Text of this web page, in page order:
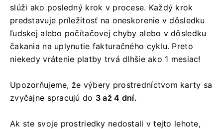
slúži ako posledný krok v procese. Každý krok
predstavuje príležitosť na oneskorenie v dôsledku
ľudskej alebo počítačovej chyby alebo v dôsledku
čakania na uplynutie fakturačného cyklu. Preto
niekedy vrátenie platby trvá dlhšie ako 1 mesiac!
Upozorňujeme, že výbery prostredníctvom karty sa
zvyčajne spracujú do 3 až 4 dní.
Ak ste svoje prostriedky nedostali v tejto lehote,